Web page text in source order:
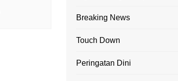
Breaking News
Touch Down
Peringatan Dini